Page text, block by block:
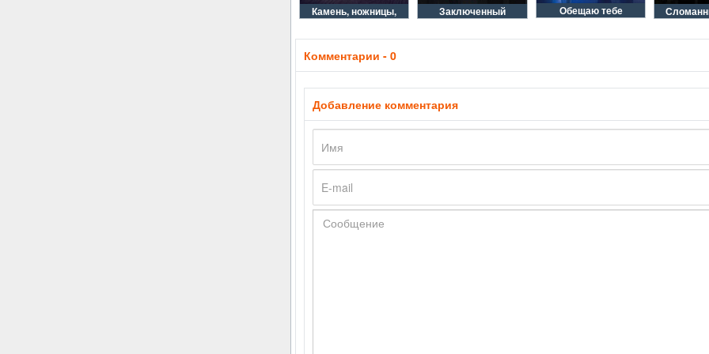
Камень, ножницы, Заключенный Обещаю тебе
Комментарии - 0
Добавление комментария